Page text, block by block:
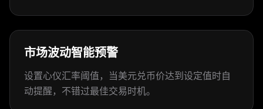
市场波动智能预警
设置心仪汇率阈值，当美元兑币价达到设定值时自
动提醒，不错过最佳交易时机。